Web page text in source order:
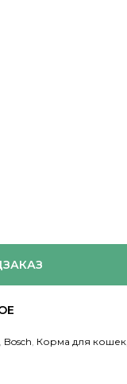
Bosch Корма для кошек